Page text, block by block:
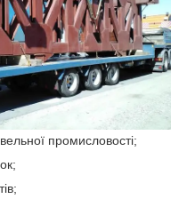
промисловості;